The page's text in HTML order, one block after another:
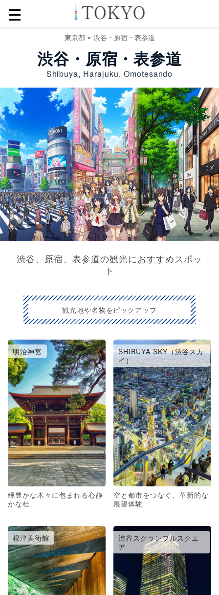
☰
東京都» 渋谷・原宿・表参道
渋谷・原宿・表参道
Shibuya, Harajuku, Omotesando
渋谷、原宿、表参道の観光におすすめスポッ
ト
観光地や名物をピックアップ
明治神宮
緑豊かな木々に包まれる心静
かな杜
SHIBUYA SKY（渋谷スカ
イ）
空と都市をつなぐ、革新的な
展望体験
根津美術館
渋谷スクランブルスクエ
ア